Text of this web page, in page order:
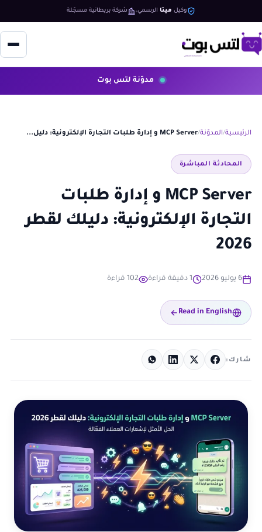
وكيل ميتا الرسمي شركة بريطانية مسجّلة
مدوّنة لتس بوت
الرئيسية المدوّنة MCP Server و إدارة طلبات التجارة الإلكترونية: دليل...
المحادثة المباشرة
MCP Server و إدارة طلبات
التجارة الإلكترونية: دليلك لقطر
2026
6 يوليو 2026 1 دقيقة قراءة 102 قراءة
Read in English
شارك: